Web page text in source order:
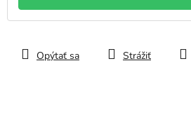
Opýtať sa Strážiť